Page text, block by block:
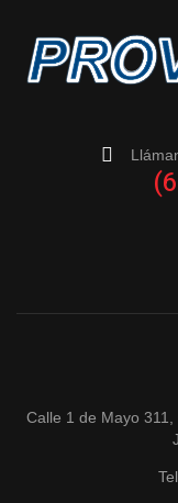
Calle 1 de Mayo